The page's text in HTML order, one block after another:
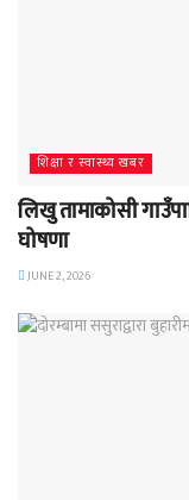
शिक्षा र स्वास्थ्य खबर
लिखु तामाकोसी
घोषणा
JUNE 2, 2026